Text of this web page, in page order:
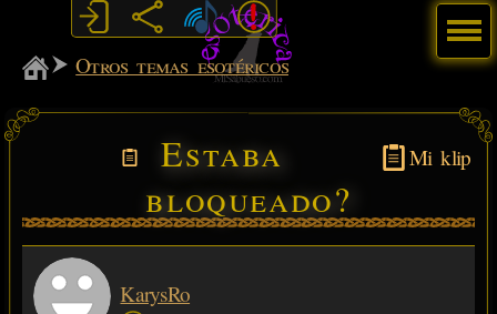
MiSabueso
Otros temas esotéricos
Mi klip
Estaba
bloqueado?
KarysRo
Menú